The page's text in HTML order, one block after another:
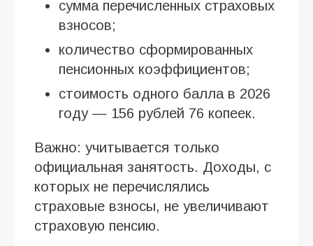
сумма перечисленных страховых
взносов;
количество сформированных
пенсионных коэффициентов;
стоимость одного балла в 2026
году — 156 рублей 76 копеек.
Важно: учитывается только
официальная занятость. Доходы, с
которых не перечислялись
страховые взносы, не увеличивают
страховую пенсию.